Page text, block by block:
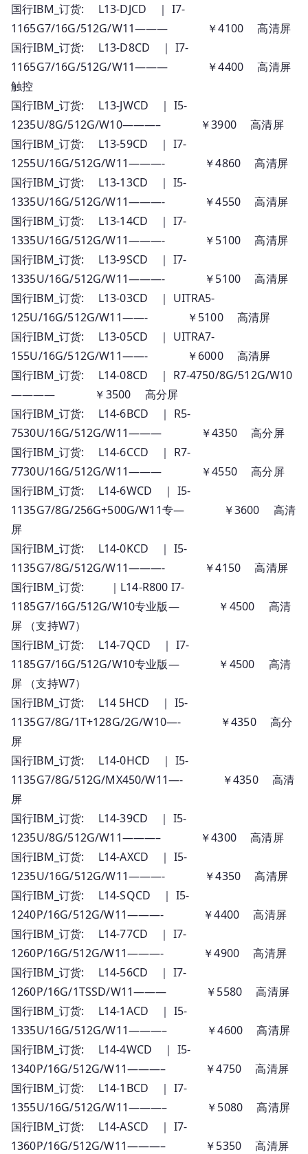
订
货
全
系
报
价
国行IBM_订货: L13-DJCD ｜ I7-
1165G7/16G/512G/W11——— ￥4100 高清屏
国行IBM_订货: L13-D8CD ｜ I7-
1165G7/16G/512G/W11——— ￥4400 高清屏
触控
国行IBM_订货: L13-JWCD ｜ I5-
1235U/8G/512G/W10———– ￥3900 高清屏
国行IBM_订货: L13-59CD ｜ I7-
1255U/16G/512G/W11———- ￥4860 高清屏
国行IBM_订货: L13-13CD ｜ I5-
1335U/16G/512G/W11———- ￥4550 高清屏
国行IBM_订货: L13-14CD ｜ I7-
1335U/16G/512G/W11———- ￥5100 高清屏
国行IBM_订货: L13-9SCD ｜ I7-
1335U/16G/512G/W11———- ￥5100 高清屏
国行IBM_订货: L13-03CD ｜ UITRA5-
125U/16G/512G/W11——- ￥5100 高清屏
国行IBM_订货: L13-05CD ｜ UITRA7-
155U/16G/512G/W11——- ￥6000 高清屏
国行IBM_订货: L14-08CD ｜ R7-4750/8G/512G/W10
———— ￥3500 高分屏
国行IBM_订货: L14-6BCD ｜ R5-
7530U/16G/512G/W11——— ￥4350 高分屏
国行IBM_订货: L14-6CCD ｜ R7-
7730U/16G/512G/W11——— ￥4550 高分屏
国行IBM_订货: L14-6WCD ｜ I5-
1135G7/8G/256G+500G/W11专— ￥3600 高清
屏
国行IBM_订货: L14-0KCD ｜ I5-
1135G7/8G/512G/W11———- ￥4150 高清屏
国行IBM_订货: ｜L14-R800 I7-
1185G7/16G/512G/W10专业版— ￥4500 高清
屏 （支持W7）
国行IBM_订货: L14-7QCD ｜ I7-
1185G7/16G/512G/W10专业版— ￥4500 高清
屏 （支持W7）
国行IBM_订货: L14 5HCD ｜ I5-
1135G7/8G/1T+128G/2G/W10—- ￥4350 高分
屏
国行IBM_订货: L14-0HCD ｜ I5-
1135G7/8G/512G/MX450/W11—- ￥4350 高清
屏
国行IBM_订货: L14-39CD ｜ I5-
1235U/8G/512G/W11———– ￥4300 高清屏
国行IBM_订货: L14-AXCD ｜ I5-
1235U/16G/512G/W11———- ￥4350 高清屏
国行IBM_订货: L14-SQCD ｜ I5-
1240P/16G/512G/W11———- ￥4400 高清屏
国行IBM_订货: L14-77CD ｜ I7-
1260P/16G/512G/W11———- ￥4900 高清屏
国行IBM_订货: L14-56CD ｜ I7-
1260P/16G/1TSSD/W11——— ￥5580 高清屏
国行IBM_订货: L14-1ACD ｜ I5-
1335U/16G/512G/W11———– ￥4600 高清屏
国行IBM_订货: L14-4WCD ｜ I5-
1340P/16G/512G/W11———– ￥4750 高清屏
国行IBM_订货: L14-1BCD ｜ I7-
1355U/16G/512G/W11———– ￥5080 高清屏
国行IBM_订货: L14-ASCD ｜ I7-
1360P/16G/512G/W11———– ￥5350 高清屏